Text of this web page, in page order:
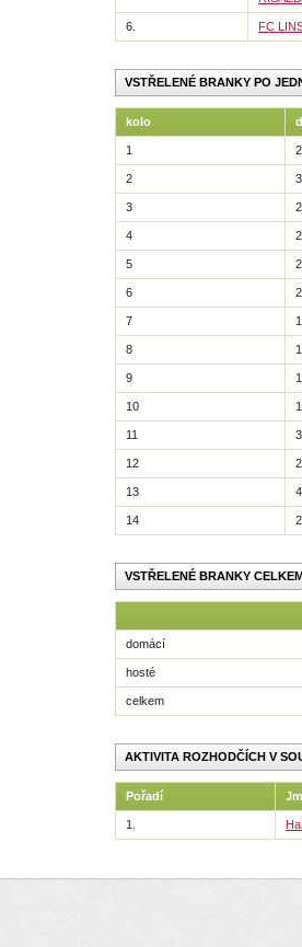
6. FC
VSTŘELENÉ BRANKY PO
kolo
1
2
3
4
5
6
7
8
9
10
11
12
13
14
VSTŘELENÉ BRANKY
domácí
hosté
celkem
AKTIVITA ROZHODČÍCH V
Pořadí
1.